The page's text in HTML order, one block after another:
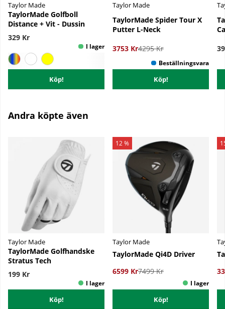
Taylor Made
TaylorMade Golfboll
Distance + Vit - Dussin
329 Kr
Köp!
Taylor Made
TaylorMade Spider Tour X
Putter L-Neck
3753 Kr4295 Kr
Köp!
Andra köpte även
Taylor Made
TaylorMade Golfhandske
Stratus Tech
199 Kr
Köp!
12 %
Taylor Made
TaylorMade Qi4D Driver
6599 Kr7499 Kr
Köp!